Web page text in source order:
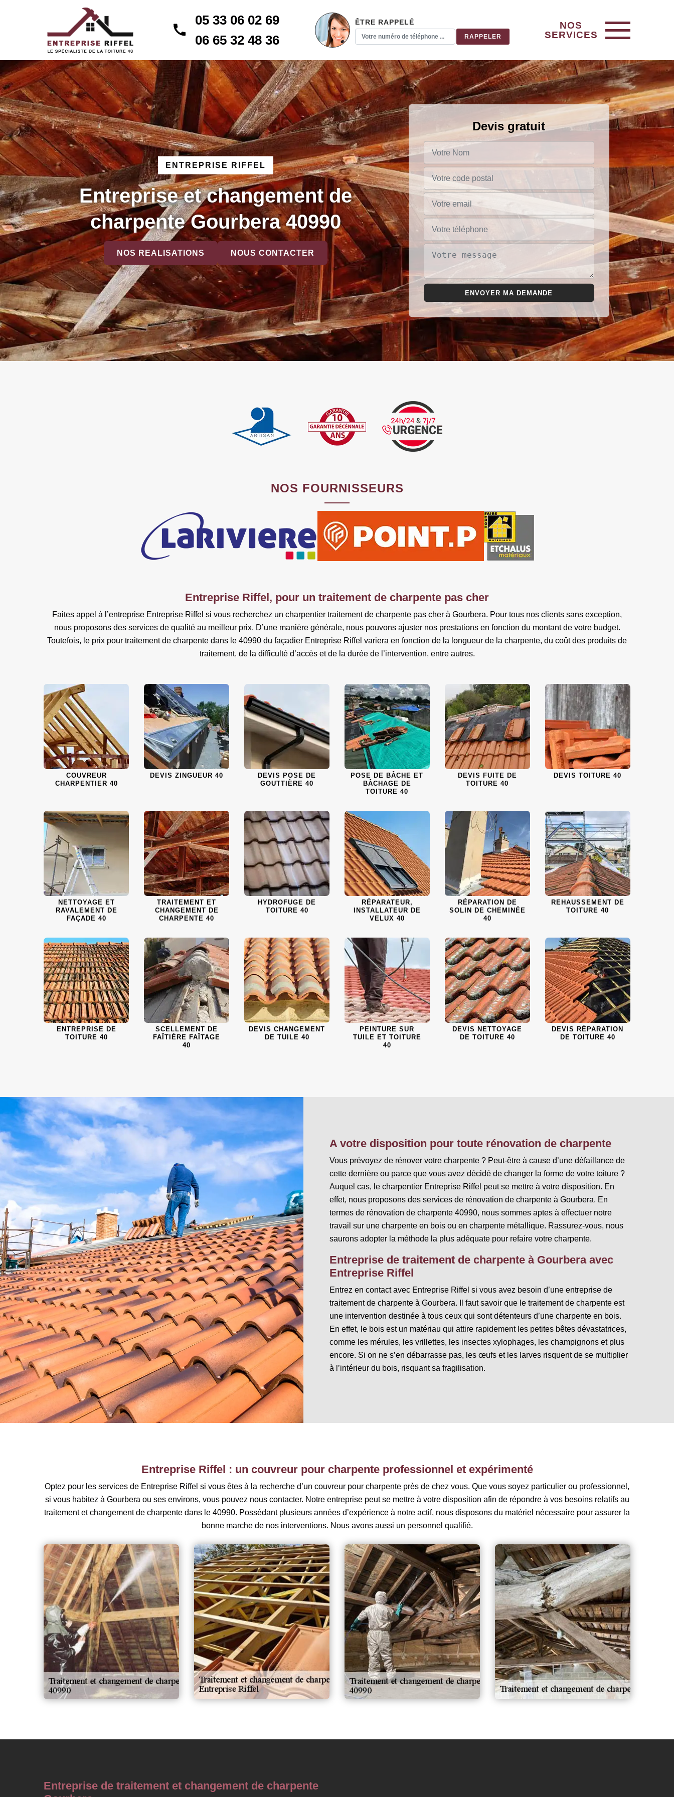
05 33 06 02 69
06 65 32 48 36
ÊTRE RAPPELÉ
NOS
SERVICES
ENTREPRISE RIFFEL
Entreprise et changement de
charpente Gourbera 40990
NOS REALISATIONS NOUS CONTACTER
Devis gratuit
NOS FOURNISSEURS
Entreprise Riffel, pour un traitement de charpente pas cher
Faites appel à l’entreprise Entreprise Riffel si vous recherchez un charpentier traitement de charpente pas cher à Gourbera. Pour tous nos clients sans exception,
nous proposons des services de qualité au meilleur prix. D’une manière générale, nous pouvons ajuster nos prestations en fonction du montant de votre budget.
Toutefois, le prix pour traitement de charpente dans le 40990 du façadier Entreprise Riffel variera en fonction de la longueur de la charpente, du coût des produits de
traitement, de la difficulté d’accès et de la durée de l’intervention, entre autres.
COUVREUR
CHARPENTIER 40
DEVIS ZINGUEUR 40
DEVIS POSE DE
GOUTTIÈRE 40
POSE DE BÂCHE ET
BÂCHAGE DE
TOITURE 40
DEVIS FUITE DE
TOITURE 40
DEVIS TOITURE 40
NETTOYAGE ET
RAVALEMENT DE
FAÇADE 40
TRAITEMENT ET
CHANGEMENT DE
CHARPENTE 40
HYDROFUGE DE
TOITURE 40
RÉPARATEUR,
INSTALLATEUR DE
VELUX 40
RÉPARATION DE
SOLIN DE CHEMINÉE
40
REHAUSSEMENT DE
TOITURE 40
ENTREPRISE DE
TOITURE 40
SCELLEMENT DE
FAÎTIÈRE FAÎTAGE
40
DEVIS CHANGEMENT
DE TUILE 40
PEINTURE SUR
TUILE ET TOITURE
40
DEVIS NETTOYAGE
DE TOITURE 40
DEVIS RÉPARATION
DE TOITURE 40
A votre disposition pour toute rénovation de charpente
Vous prévoyez de rénover votre charpente ? Peut-être à cause d’une défaillance de
cette dernière ou parce que vous avez décidé de changer la forme de votre toiture ?
Auquel cas, le charpentier Entreprise Riffel peut se mettre à votre disposition. En
effet, nous proposons des services de rénovation de charpente à Gourbera. En
termes de rénovation de charpente 40990, nous sommes aptes à effectuer notre
travail sur une charpente en bois ou en charpente métallique. Rassurez-vous, nous
saurons adopter la méthode la plus adéquate pour refaire votre charpente.
Entreprise de traitement de charpente à Gourbera avec
Entreprise Riffel
Entrez en contact avec Entreprise Riffel si vous avez besoin d’une entreprise de
traitement de charpente à Gourbera. Il faut savoir que le traitement de charpente est
une intervention destinée à tous ceux qui sont détenteurs d’une charpente en bois.
En effet, le bois est un matériau qui attire rapidement les petites bêtes dévastatrices,
comme les mérules, les vrillettes, les insectes xylophages, les champignons et plus
encore. Si on ne s’en débarrasse pas, les œufs et les larves risquent de se multiplier
à l’intérieur du bois, risquant sa fragilisation.
Entreprise Riffel : un couvreur pour charpente professionnel et expérimenté
Optez pour les services de Entreprise Riffel si vous êtes à la recherche d’un couvreur pour charpente près de chez vous. Que vous soyez particulier ou professionnel,
si vous habitez à Gourbera ou ses environs, vous pouvez nous contacter. Notre entreprise peut se mettre à votre disposition afin de répondre à vos besoins relatifs au
traitement et changement de charpente dans le 40990. Possédant plusieurs années d’expérience à notre actif, nous disposons du matériel nécessaire pour assurer la
bonne marche de nos interventions. Nous avons aussi un personnel qualifié.
Entreprise de traitement et changement de charpente